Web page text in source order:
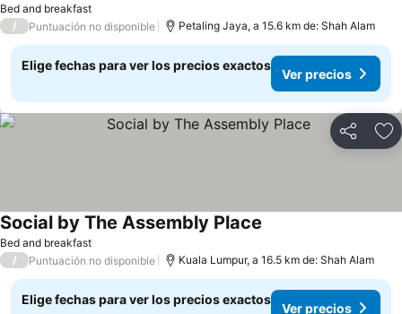
Bed and breakfast
/ Puntuación no disponible Petaling Jaya, a 15.6 km de: Shah Alam
Elige fechas para ver los precios exactos
Ver precios
Compartir
Bed and breakfast
Social by The Assembly Place
/ Puntuación no disponible Kuala Lumpur, a 16.5 km de: Shah Alam
Elige fechas para ver los precios exactos
Ver precios